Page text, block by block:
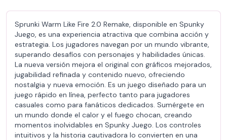
Sprunki Warm Like Fire 2.0 Remake, disponible en Spunky
Juego, es una experiencia atractiva que combina acción y
estrategia. Los jugadores navegan por un mundo vibrante,
superando desafíos con personajes y habilidades únicas.
La nueva versión mejora el original con gráficos mejorados,
jugabilidad refinada y contenido nuevo, ofreciendo
nostalgia y nueva emoción. Es un juego diseñado para un
juego rápido en línea, perfecto tanto para jugadores
casuales como para fanáticos dedicados. Sumérgete en
un mundo donde el calor y el fuego chocan, creando
momentos inolvidables en Spunky Juego. Los controles
intuitivos y la historia cautivadora lo convierten en una